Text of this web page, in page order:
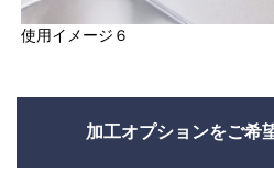
使用イメージ６
加工オプションをご希